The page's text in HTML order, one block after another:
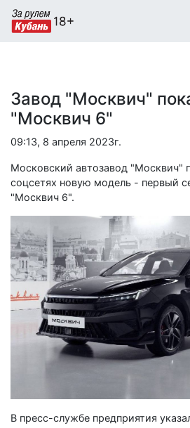
Завод "Москвич"
"Москвич 6"
09:13, 8 апреля 2023г.
Московский автозавод "Москвич"
соцсетях новую модель - первый
"Москвич 6".
В пресс-службе предприятия